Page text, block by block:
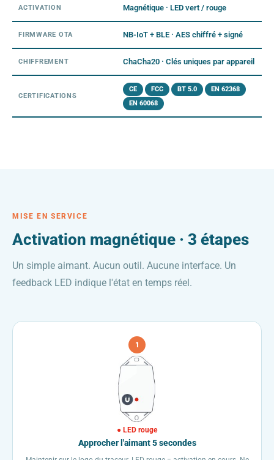
ACTIVATION Magnétique · LED vert / rouge
FIRMWARE OTA NB-IoT + BLE · AES chiffré + signé
CHIFFREMENT ChaCha20 · Clés uniques par appareil
CERTIFICATIONS
CE FCC BT 5.0
EN 62368
EN 60068
MISE EN SERVICE
Activation magnétique · 3 étapes
Un simple aimant. Aucun outil. Aucune interface. Un
feedback LED indique l'état en temps réel.
1
● LED rouge
Approcher l'aimant 5 secondes